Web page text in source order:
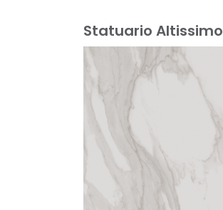
Statuario Altissimo